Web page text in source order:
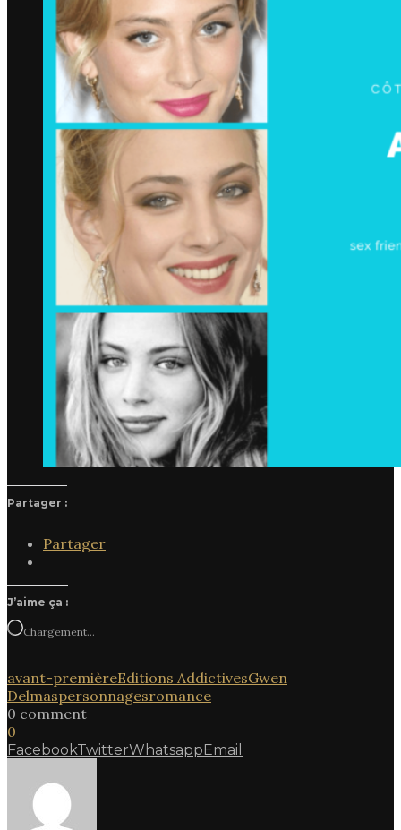
Partager :
Partager
J’aime ça :
Chargement…
avant-premièreEditions AddictivesGwen
Delmaspersonnagesromance
0 comment
0
FacebookTwitterWhatsappEmail